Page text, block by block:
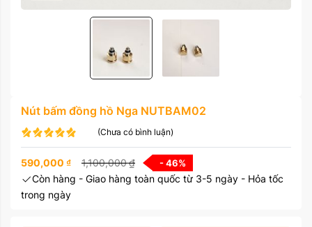
Nút bấm đồng hồ Nga NUTBAM02
(Chưa có bình luận)
590,000 ₫ 1,100,000₫ - 46%
Còn hàng - Giao hàng toàn quốc từ 3-5 ngày - Hỏa tốc
trong ngày